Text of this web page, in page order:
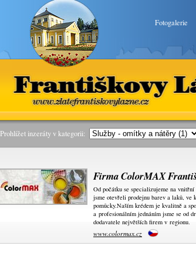
Fotogalerie
Prohlížet inzeráty v kategorii:
Firma ColorMAX
Od počátku se specializujeme na
jsme otevřeli prodejnu barev a laků, ve
pomůcky.Naším krédem je kvalitně a
a profesionálním jednáním jsme se od
dodavatele největších firem v regionu.
www.colormax.cz